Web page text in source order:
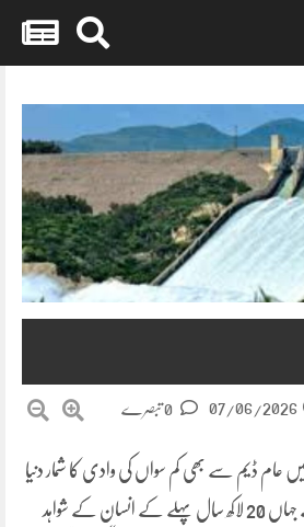
07/06/2026
عام ڈیم سے بھی کم سواں کی وادی کا شمار دنیا
کی ان چند جگہوں میں ہوتا ہے جہاں 20 لاکھ سال پہلے کے انسان کے شواہد